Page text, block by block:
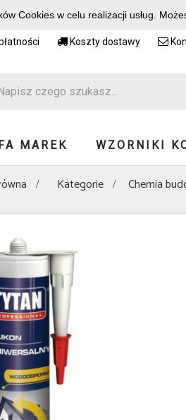
Cookies w celu realizacji usług.
Koszty dostawy
MAREK WZORNIKI
Kategorie Chemia